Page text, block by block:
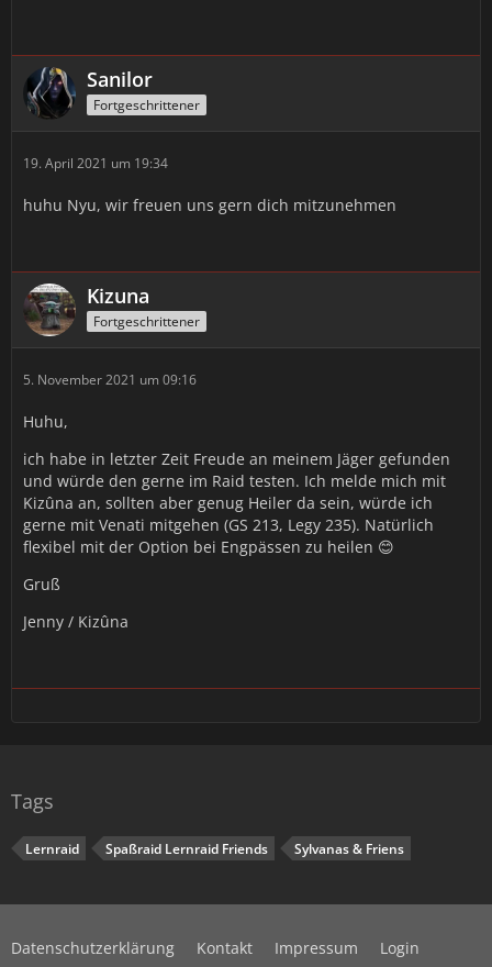
Sanilor
Fortgeschrittener
19. April 2021 um 19:34
huhu Nyu, wir freuen uns gern dich mitzunehmen
Kizuna
Fortgeschrittener
5. November 2021 um 09:16
Huhu,
ich habe in letzter Zeit Freude an meinem Jäger gefunden
und würde den gerne im Raid testen. Ich melde mich mit
Kizûna an, sollten aber genug Heiler da sein, würde ich
gerne mit Venati mitgehen (GS 213, Legy 235). Natürlich
flexibel mit der Option bei Engpässen zu heilen 😊
Gruß
Jenny / Kizûna
Tags
Lernraid Spaßraid Lernraid Friends Sylvanas & Friens
Datenschutzerklärung Kontakt Impressum Login